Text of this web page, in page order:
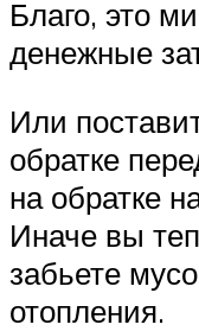
Благо, это
денежные
Или
обратке
на обратке
Иначе вы
забьете
отопления.